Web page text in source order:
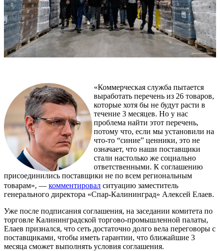
«Коммерческая служба пытается
выработать перечень из 26 товаров,
которые хотя бы не будут расти в
течение 3 месяцев. Но у нас
проблема найти этот перечень,
потому что, если мы установили на
что-то “синие” ценники, это не
означает, что наши поставщики
стали настолько же социально
ответственными. К соглашению
присоединились поставщики не по всем региональным
товарам», — комментировал ситуацию заместитель
генерального директора «Спар-Калининград» Алексей Елаев.
Уже после подписания соглашения, на заседании комитета по
торговле Калининградской торгово-промышленной палаты,
Елаев признался, что сеть достаточно долго вела переговоры с
поставщиками, чтобы иметь гарантии, что ближайшие 3
месяца сможет выполнять условия соглашения.